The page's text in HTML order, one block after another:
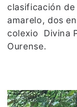
clasificación
amarelo, dos
colexio Divina
Ourense.